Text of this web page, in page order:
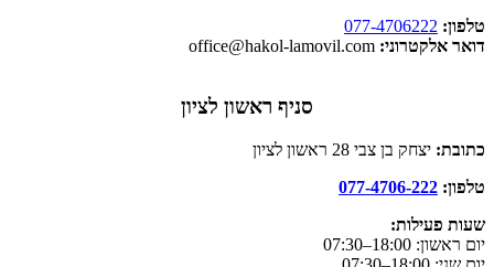
טלפון: 077-4706222
דואר אלקטרוני:
סניף ראשון לציון
כתובת: יצחק בן צבי 28 ראשון לציון
טלפון: 077-4706-222
שעות פעילות:
יום ראשון: 18:00–07:30